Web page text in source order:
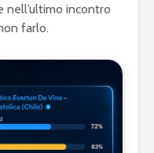
nell’ultimo incontro
farlo.